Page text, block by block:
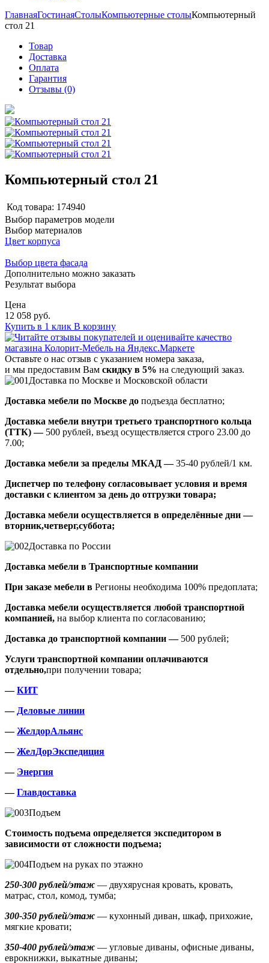
ГлавнаяГостинаяСтолыКомпьютерные столыКомпьютерный
стол 21
Товар
Доставка
Оплата
Гарантия
Отзывы (0)
Компьютерный стол 21
Код товара: 174940
Выбор параметров модели
Выбор материалов
Цвет корпуса
Выбор цвета фасада
Дополнительно можно заказать
Результат выбора
Цена
12 058 руб.
Купить в 1 клик В корзину
Оставьте о нас отзыв с указанием номера заказа,
и мы предоставим Вам скидку в 5% на следующий заказ.
Доставка по Москве и Московской области
Доставка мебели по Москве до подъезда бесплатно;
Доставка мебели внутри третьего транспортного кольца
(ТТК) —500 рублей, въезд осуществляется строго 23.00 до
7.00;
Доставка мебели за пределы МКАД —35-40 рублей/1 км.
Диспетчер по телефону согласовывает условия и время
доставки с клиентом за день до отгрузки товара;
Доставка мебели осуществляется в определённые дни —
вторник,четверг,суббота;
Доставка по России
Доставка мебели в Транспортные компании
При заказе мебели в Регионы необходима 100% предоплата;
Доставка мебели осуществляется любой транспортной
компанией, на выбор клиента по согласованию;
Доставка до транспортной компании —500 рублей;
Услуги транспортной компании оплачиваются
отдельно,при получении товара;
—КИТ
— Деловые линии
—ЖелдорАльянс
—ЖелДорЭкспедиция
— Энергия
—Главдоставка
Подъем
Стоимость подъема определяется экспедитором в
зависимости от сложности подъема;
Подъем на руках по этажно
250-300 рублей/этаж — двухярусная кровать, кровать,
матрас, стол, комод, тумба;
300-350 рублей/этаж — кухонный диван, шкаф, прихожие,
мягкие кровати;
350-400 рублей/этаж — угловые диваны, офисные диваны,
еврокнижки, выкатные диваны;